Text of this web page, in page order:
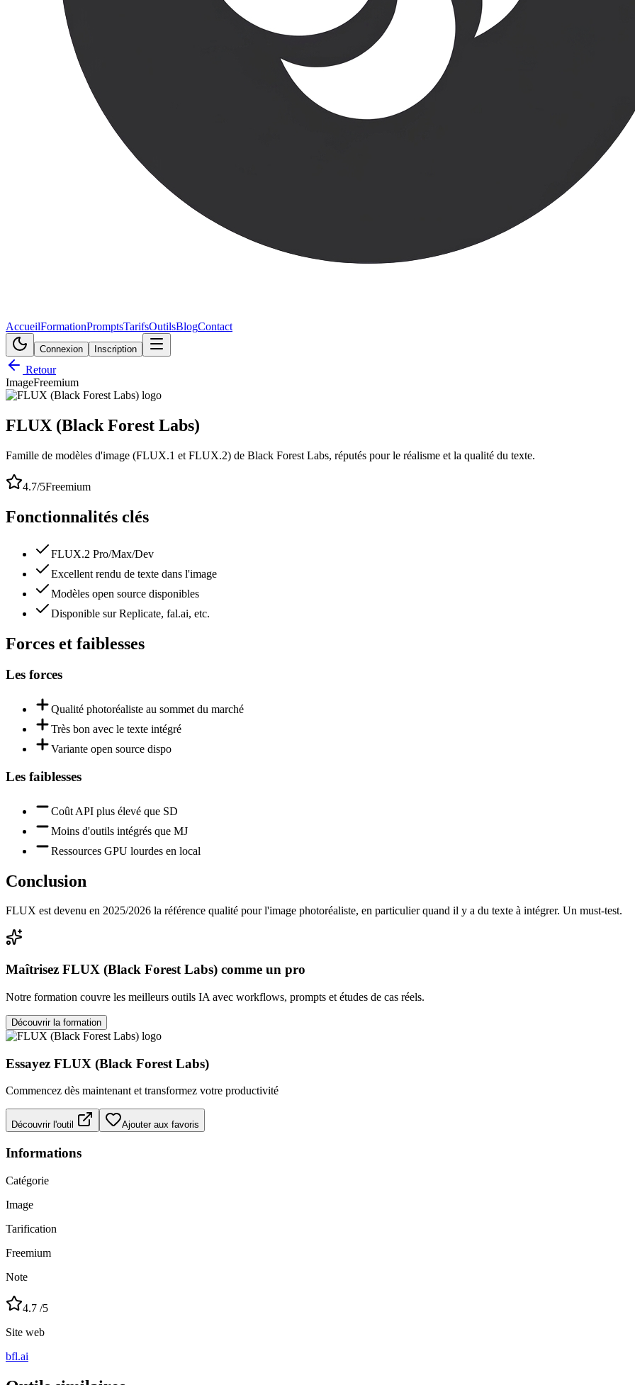
AccueilFormationPromptsTarifsOutilsBlogContact
Connexion Inscription
Retour
ImageFreemium
FLUX (Black Forest Labs)
Famille de modèles d'image (FLUX.1 et FLUX.2) de Black Forest Labs, réputés pour le réalisme et la qualité du texte.
4.7/5Freemium
Fonctionnalités clés
FLUX.2 Pro/Max/Dev
Excellent rendu de texte dans l'image
Modèles open source disponibles
Disponible sur Replicate, fal.ai, etc.
Forces et faiblesses
Les forces
Qualité photoréaliste au sommet du marché
Très bon avec le texte intégré
Variante open source dispo
Les faiblesses
Coût API plus élevé que SD
Moins d'outils intégrés que MJ
Ressources GPU lourdes en local
Conclusion
FLUX est devenu en 2025/2026 la référence qualité pour l'image photoréaliste, en particulier quand il y a du texte à intégrer. Un must-test.
Maîtrisez FLUX (Black Forest Labs) comme un pro
Notre formation couvre les meilleurs outils IA avec workflows, prompts et études de cas réels.
Découvrir la formation
Essayez FLUX (Black Forest Labs)
Commencez dès maintenant et transformez votre productivité
Découvrir l'outil Ajouter aux favoris
Informations
Catégorie
Image
Tarification
Freemium
Note
4.7 /5
Site web
bfl.ai